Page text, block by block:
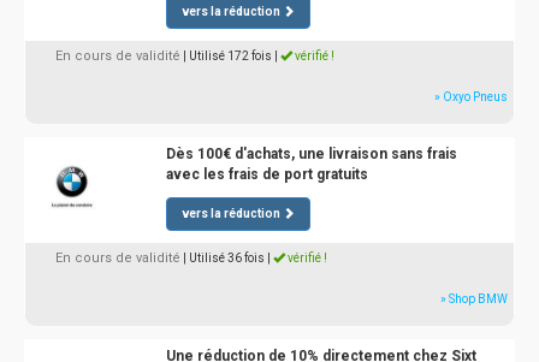
vers la réduction
En cours de validité | Utilisé 172 fois vérifié !
» Oxyo Pneus
Dès 100€ d'achats, une livraison sans frais
avec les frais de port gratuits
vers la réduction
En cours de validité | Utilisé 36 fois vérifié !
» Shop BMW
Une réduction de 10% directement chez Sixt